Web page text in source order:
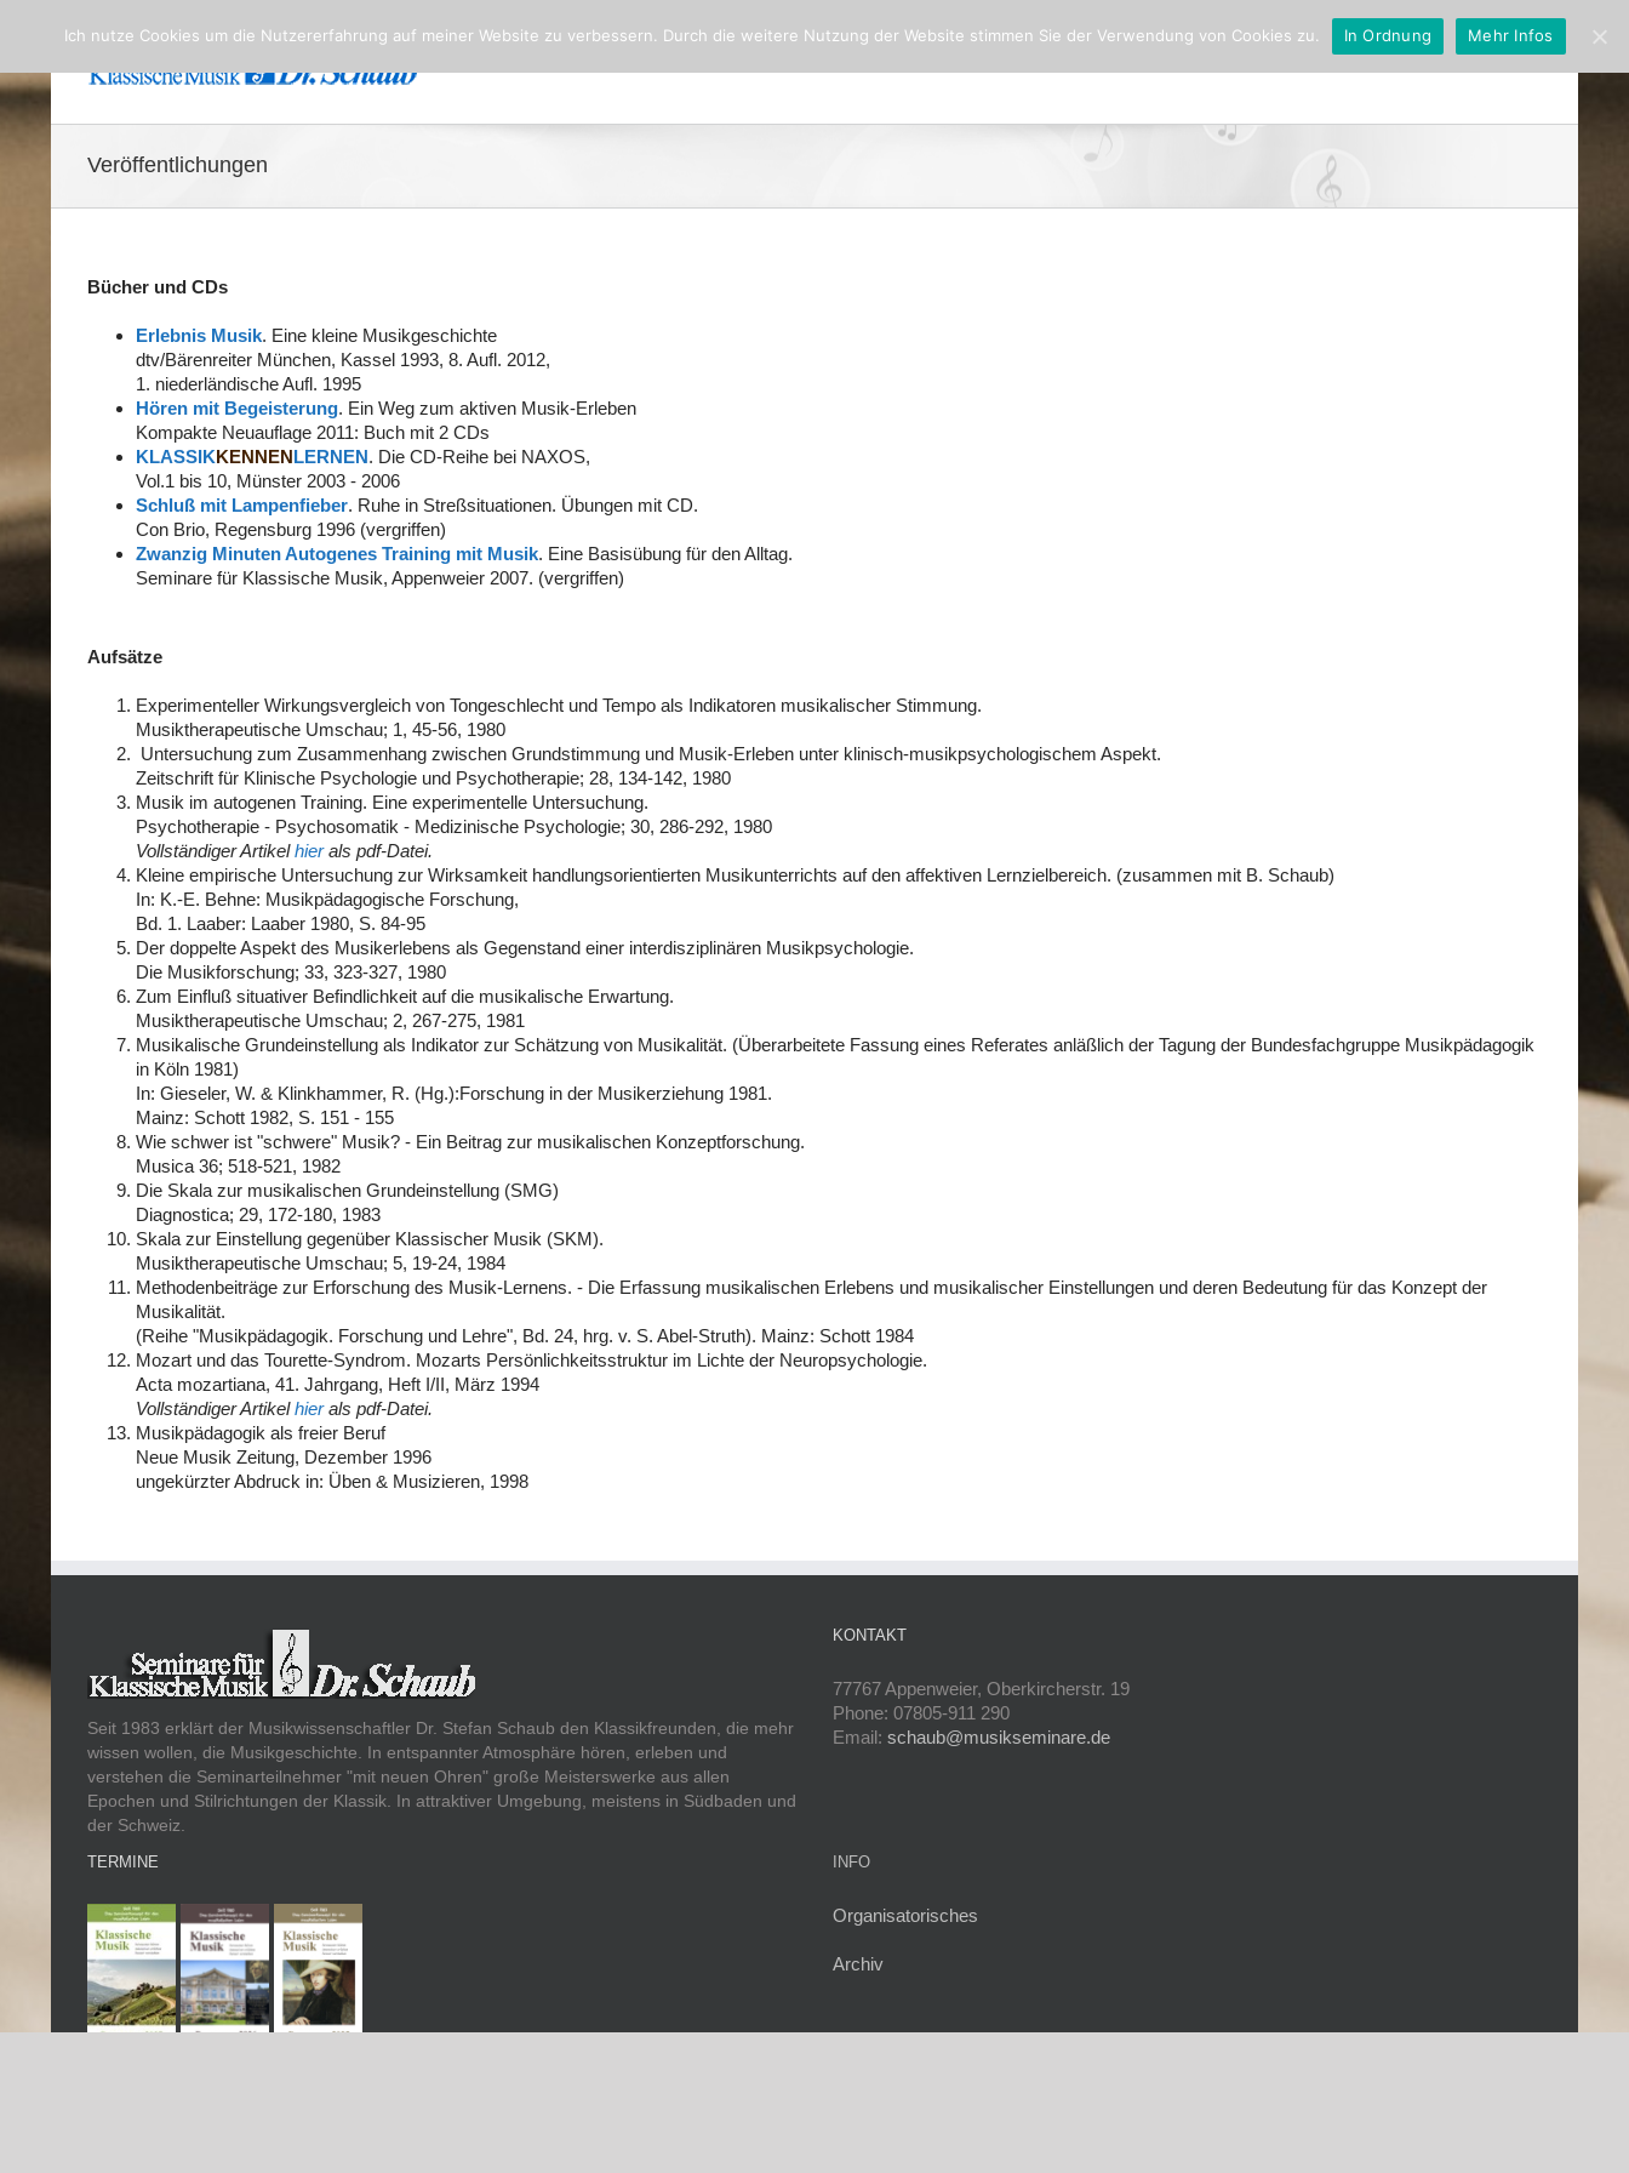
Presse Kontakt
Veröffentlichungen
Bücher und CDs
Erlebnis Musik. Eine kleine Musikgeschichte
dtv/Bärenreiter München, Kassel 1993, 8. Aufl. 2012,
1. niederländische Aufl. 1995
Hören mit Begeisterung. Ein Weg zum aktiven Musik-Erleben
Kompakte Neuauflage 2011: Buch mit 2 CDs
KLASSIKKENNENLERNEN. Die CD-Reihe bei NAXOS,
Vol.1 bis 10, Münster 2003 - 2006
Schluß mit Lampenfieber. Ruhe in Streßsituationen. Übungen mit CD.
Con Brio, Regensburg 1996 (vergriffen)
Zwanzig Minuten Autogenes Training mit Musik. Eine Basisübung für den Alltag.
Seminare für Klassische Musik, Appenweier 2007. (vergriffen)
Aufsätze
Experimenteller Wirkungsvergleich von Tongeschlecht und Tempo als Indikatoren musikalischer Stimmung.
Musiktherapeutische Umschau; 1, 45-56, 1980
Untersuchung zum Zusammenhang zwischen Grundstimmung und Musik-Erleben unter klinisch-musikpsychologischem Aspekt.
Zeitschrift für Klinische Psychologie und Psychotherapie; 28, 134-142, 1980
Musik im autogenen Training. Eine experimentelle Untersuchung.
Psychotherapie - Psychosomatik - Medizinische Psychologie; 30, 286-292, 1980
Vollständiger Artikelhierals pdf-Datei.
Kleine empirische Untersuchung zur Wirksamkeit handlungsorientierten Musikunterrichts auf den affektiven Lernzielbereich. (zusammen mit B. Schaub)
In: K.-E. Behne: Musikpädagogische Forschung,
Bd. 1. Laaber: Laaber 1980, S. 84-95
Der doppelte Aspekt des Musikerlebens als Gegenstand einer interdisziplinären Musikpsychologie.
Die Musikforschung; 33, 323-327, 1980
Zum Einfluß situativer Befindlichkeit auf die musikalische Erwartung.
Musiktherapeutische Umschau; 2, 267-275, 1981
Musikalische Grundeinstellung als Indikator zur Schätzung von Musikalität. (Überarbeitete Fassung eines Referates anläßlich der Tagung der Bundesfachgruppe Musikpädagogik
in Köln 1981)
In: Gieseler, W. & Klinkhammer, R. (Hg.):Forschung in der Musikerziehung 1981.
Mainz: Schott 1982, S. 151 - 155
Wie schwer ist "schwere" Musik? - Ein Beitrag zur musikalischen Konzeptforschung.
Musica 36; 518-521, 1982
Die Skala zur musikalischen Grundeinstellung (SMG)
Diagnostica; 29, 172-180, 1983
Skala zur Einstellung gegenüber Klassischer Musik (SKM).
Musiktherapeutische Umschau; 5, 19-24, 1984
Methodenbeiträge zur Erforschung des Musik-Lernens. - Die Erfassung musikalischen Erlebens und musikalischer Einstellungen und deren Bedeutung für das Konzept der
Musikalität.
(Reihe "Musikpädagogik. Forschung und Lehre", Bd. 24, hrg. v. S. Abel-Struth). Mainz: Schott 1984
Mozart und das Tourette-Syndrom. Mozarts Persönlichkeitsstruktur im Lichte der Neuropsychologie.
Acta mozartiana, 41. Jahrgang, Heft I/II, März 1994
Vollständiger Artikelhierals pdf-Datei.
Musikpädagogik als freier Beruf
Neue Musik Zeitung, Dezember 1996
ungekürzter Abdruck in: Üben & Musizieren, 1998
Seit 1983 erklärt der Musikwissenschaftler Dr. Stefan Schaub den Klassikfreunden, die mehr
wissen wollen, die Musikgeschichte. In entspannter Atmosphäre hören, erleben und
verstehen die Seminarteilnehmer "mit neuen Ohren" große Meisterswerke aus allen
Epochen und Stilrichtungen der Klassik. In attraktiver Umgebung, meistens in Südbaden und
der Schweiz.
KONTAKT
77767 Appenweier, Oberkircherstr. 19
Phone: 07805-911 290
Email: schaub@musikseminare.de
TERMINE INFO
Organisatorisches
Archiv
Ich nutze Cookies um die Nutzererfahrung auf meiner Website zu verbessern. Durch die weitere Nutzung der Website stimmen Sie der Verwendung von Cookies zu. In Ordnung Mehr Infos